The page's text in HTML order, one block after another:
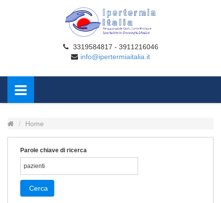
3319584817 - 3911216046
info@ipertermiaitalia.it
Home
Parole chiave di ricerca
Cerca